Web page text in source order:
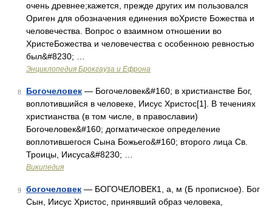
очень древнее;кажется, прежде других им пользовался
Ориген для обозначения единения воХристе Божества и
человечества. Вопрос о взаимном отношении во
ХристеБожества и человечества с особенною ревностью
был&#8230; …
Энциклопедия Брокгауза и Ефрона
8 Богочеловек — Богочеловек&#160; в христианстве Бог,
воплотившийся в человеке, Иисус Христос[1]. В течениях
христианства (в том числе, в православии)
Богочеловек&#160; догматическое определение
воплотившегося Сына Божьего&#160; второго лица Св.
Троицы, Иисуса&#8230; …
Википедия
9 богочеловек — БОГОЧЕЛОВЕК1, а, м (Б прописное). Бог
Сын, Иисус Христос, принявший образ человека,